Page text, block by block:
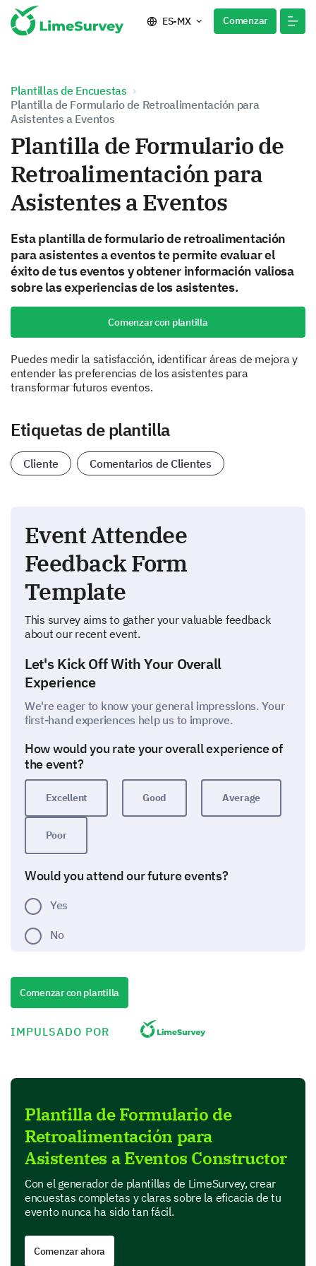
ES-MX Comenzar
Plantillas de Encuestas
Plantilla de Formulario de Retroalimentación para
Asistentes a Eventos
Plantilla de Formulario de
Retroalimentación para
Asistentes a Eventos
Esta plantilla de formulario de retroalimentación
para asistentes a eventos te permite evaluar el
éxito de tus eventos y obtener información valiosa
sobre las experiencias de los asistentes.
Comenzar con plantilla
Puedes medir la satisfacción, identificar áreas de mejora y
entender las preferencias de los asistentes para
transformar futuros eventos.
Etiquetas de plantilla
Cliente Comentarios de Clientes
Event Attendee
Feedback Form
Template
This survey aims to gather your valuable feedback
about our recent event.
Let's Kick Off With Your Overall
Experience
We're eager to know your general impressions. Your
first-hand experiences help us to improve.
How would you rate your overall experience of
the event?
Excellent Good Average
Poor
Would you attend our future events?
Yes
No
Please enter your comment here:
Understanding the Event Highlights
Help us identify what worked well and what needs to
be improved by reflecting on specific elements of the
Which parts of the event did you enjoy the
most? (select any that apply)
Speakers
Comenzar con plantilla
IMPULSADO POR
Plantilla de Formulario de
Retroalimentación para
Asistentes a Eventos Constructor
Con el generador de plantillas de LimeSurvey, crear
encuestas completas y claras sobre la eficacia de tu
evento nunca ha sido tan fácil.
Comenzar ahora